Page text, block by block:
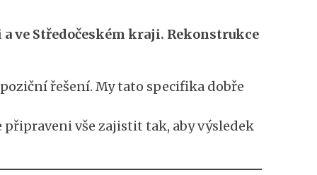
ve Středočeském kraji. Rekonstrukce
řešení. My tato specifika dobře
vše zajistit tak, aby výsledek